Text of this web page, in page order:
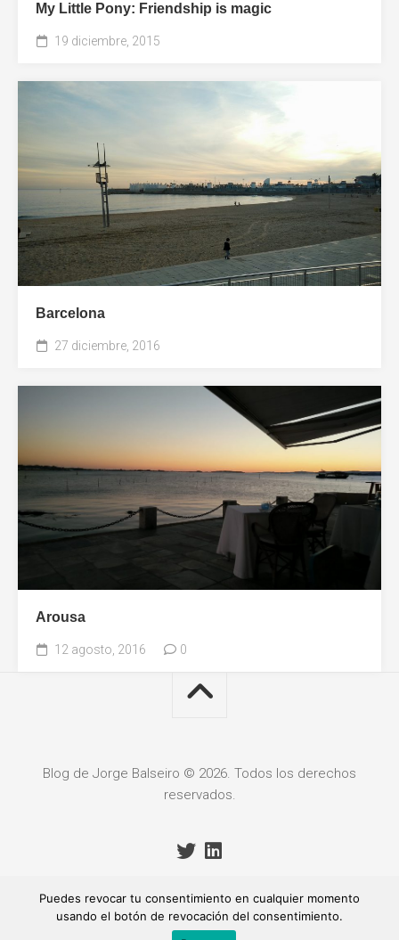
My Little Pony: Friendship is magic
19 diciembre, 2015
Barcelona
27 diciembre, 2016
Arousa
12 agosto, 2016 0
Blog de Jorge Balseiro © 2026. Todos los derechos
reservados.
Puedes revocar tu consentimiento en cualquier momento
usando el botón de revocación del consentimiento.